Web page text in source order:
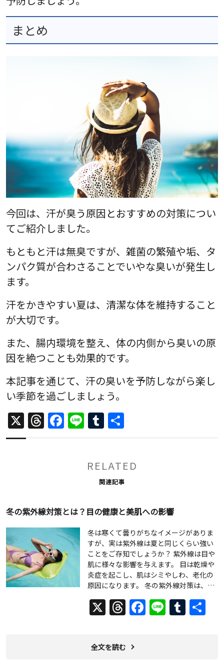
まとめ
今回は、汗が臭う原因とおすすめの対策につい
てご紹介しました。
もともと汗は無臭ですが、雑菌の繁殖や垢、タ
ンパク質が合わさることでいやな臭いが発生し
ます。
汗をかきやすい夏は、清潔な体を維持すること
が大切です。
また、腸内環境を整え、体の内側から臭いの原
因を絶つことも効果的です。
本記事を通じて、汗の臭いを予防しながら楽し
い季節を過ごしましょう。
X Threads
Facebook
LineTumblr
有
RELATED
関連記事
冬の紫外線対策とは？目の健康と美肌への影響
冬は寒くて曇りがちなイメージがありま
すが、実は紫外線は夏と同じくらい強い
ことをご存知でしょうか？ 紫外線は目や
肌に様々な影響を与えます。 目は乾燥や
炎症を起こし、肌はシミやしわ、老化の
原因になります。 冬の紫外線対策は、…
X Threads
Facebook
Line
全文を読む